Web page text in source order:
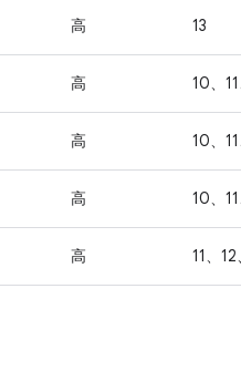
高 13
高 10、
高 10、
高 10、
高 11、